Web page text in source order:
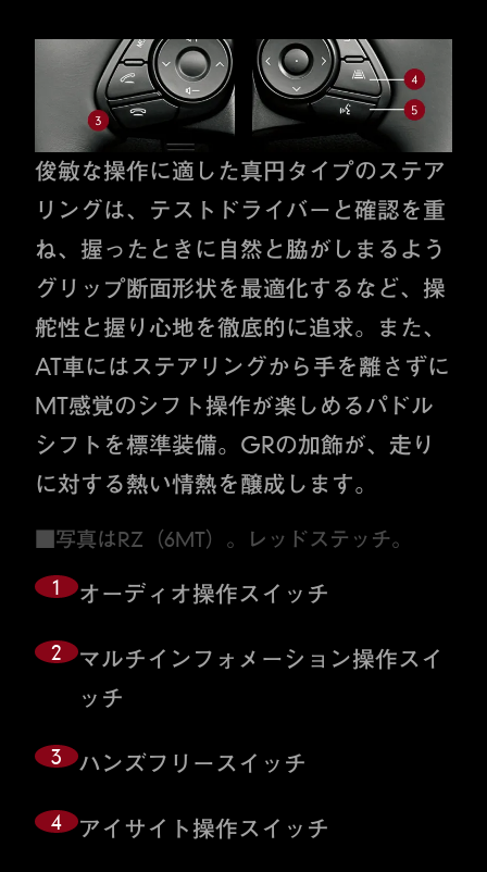
俊敏な操作に適した真円タイプのステア
リングは、テストドライバーと確認を重
ね、握ったときに自然と脇がしまるよう
グリップ断面形状を最適化するなど、操
舵性と握り心地を徹底的に追求。また、
AT車にはステアリングから手を離さずに
MT感覚のシフト操作が楽しめるパドル
シフトを標準装備。GRの加飾が、走り
に対する熱い情熱を醸成します。
■写真はRZ（6MT）。レッドステッチ。
1
オーディオ操作スイッチ
2
マルチインフォメーション操作スイ
ッチ
3 ハンズフリースイッチ
4 アイサイト操作スイッチ